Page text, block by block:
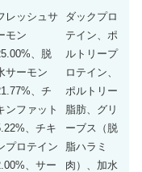
レッシュサ
モン
、脱
サーモン
、チ
ンファット
、チキ
プロテイン
、サー
ダックプロ
テイン、ポ
ルトリープ
ロテイン、
ポルトリー
脂肪、グリ
ーブス（脱
脂ハラミ
肉）、加水